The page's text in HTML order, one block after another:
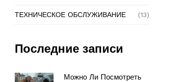
ТЕХНИЧЕСКОЕ ОБСЛУЖИВАНИЕ (13)
Последние записи
Можно Ли Посмотреть